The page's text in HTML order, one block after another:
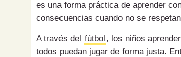
es una forma práctica de aprender
consecuencias cuando no se
A través del fútbol , los niños
todos puedan jugar de forma justa.